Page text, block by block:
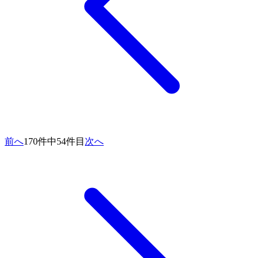
前へ170件中54件目 次へ